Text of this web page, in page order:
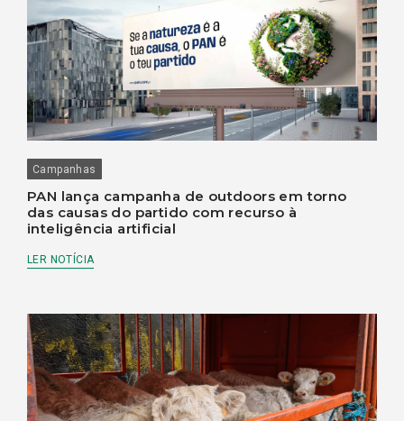
Campanhas
PAN lança campanha de outdoors em torno
das causas do partido com recurso à
inteligência artificial
LER NOTÍCIA